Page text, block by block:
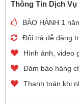
Thông Tin Dịch Vụ
BẢO HÀNH 1
Đổi trả dễ dàng
Hình ảnh, video
Đảm bảo hàng
Thanh toán khi